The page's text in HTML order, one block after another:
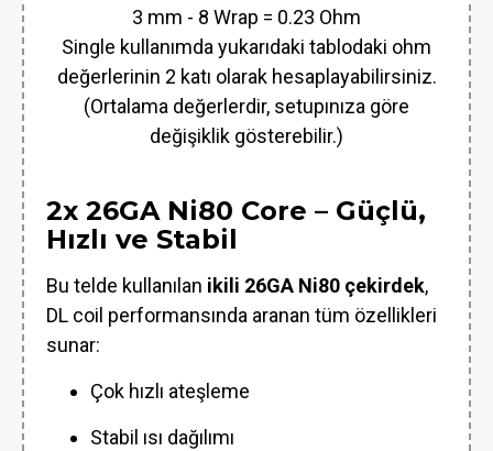
3 mm - 8 Wrap = 0.23 Ohm
Single kullanımda yukarıdaki tablodaki ohm
değerlerinin 2 katı olarak hesaplayabilirsiniz.
(Ortalama değerlerdir, setupınıza göre
değişiklik gösterebilir.)
2x 26GA Ni80 Core – Güçlü,
Hızlı ve Stabil
Bu telde kullanılan ikili 26GA Ni80 çekirdek,
DL coil performansında aranan tüm özellikleri
sunar:
Çok hızlı ateşleme
Stabil ısı dağılımı